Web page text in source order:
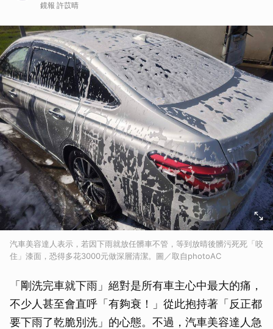
鏡報 許苡晴
汽車美容達人表示，若因下雨就放任髒車不管，等到放晴後髒污死死「咬
住」漆面，恐得多花3000元做深層清潔。圖／取自photoAC
「剛洗完車就下雨」絕對是所有車主心中最大的痛，
不少人甚至會直呼「有夠衰！」從此抱持著「反正都
要下雨了乾脆別洗」的心態。不過，汽車美容達人急